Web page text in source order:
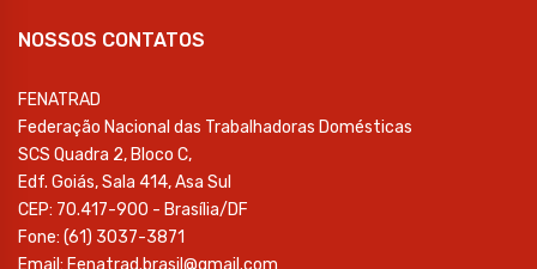
NOSSOS CONTATOS
FENATRAD
Federação Nacional das Trabalhadoras Domésticas
SCS Quadra 2, Bloco C,
Edf. Goiás, Sala 414, Asa Sul
CEP: 70.417-900 - Brasília/DF
Fone: (61) 3037-3871
Email: Fenatrad.brasil@gmail.com